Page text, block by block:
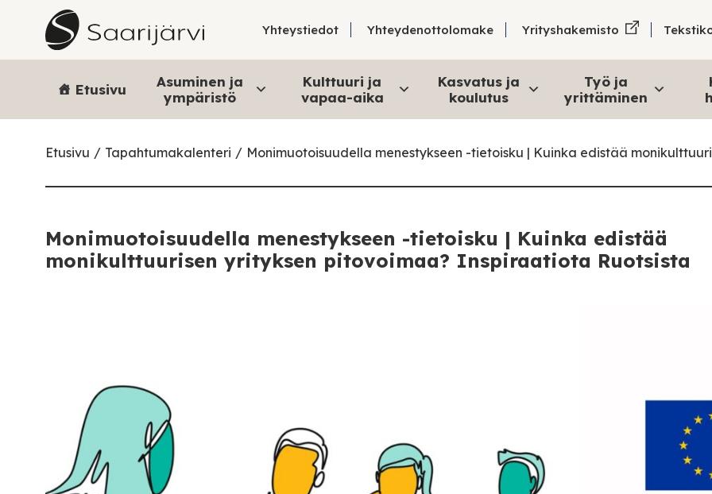
Skip to content
Yhteystiedot Yhteydenottolomake Yrityshakemisto
Etusivu
Asuminen ja
ympäristö
Kulttuuri ja
vapaa-aika
Kasvatus ja
koulutus
Työ ja
yrittäminen
Etusivu Tapahtumakalenteri Monimuotoisuudella menestykseen -tietoisku | Kuinka edistää
Monimuotoisuudella menestykseen -tietoisku | Kuinka edistää
monikulttuurisen yrityksen pitovoimaa? Inspiraatiota Ruotsista